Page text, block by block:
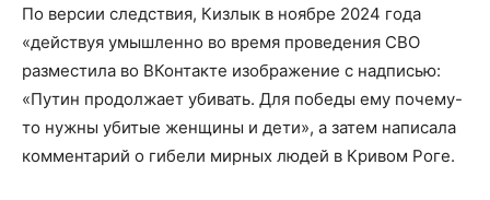
По версии следствия, Кизлык в ноябре 2024 года
«действуя умышленно во время проведения СВО
разместила во ВКонтакте изображение с надписью:
«Путин продолжает убивать. Для победы ему почему-
то нужны убитые женщины и дети», а затем написала
комментарий о гибели мирных людей в Кривом Роге.